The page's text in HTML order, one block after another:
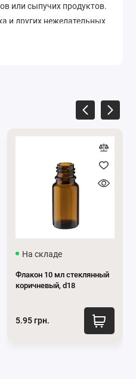
или сыпучих продуктов.
и других нежелательных
На складе
Флакон 10 мл стеклянный
коричневый, d18
5.95 грн.